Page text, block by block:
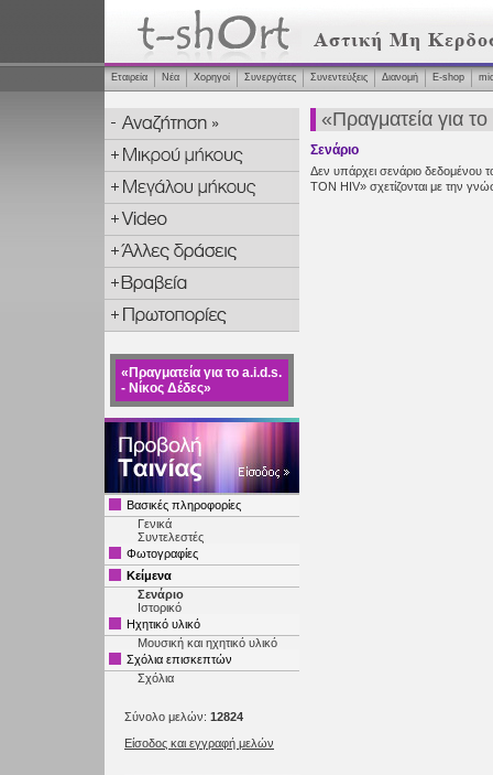
Εταιρεία Νέα Χορηγοί Συνεργάτες Συνεντεύξεις Διανομή Ε-shop
«Πραγματεία για το a.i.d.s.
- Νίκος Δέδες»
Βασικές πληροφορίες
Γενικά
Συντελεστές
Φωτογραφίες
Κείμενα
Σενάριο
Ιστορικό
Ηχητικό υλικό
Μουσική και ηχητικό υλικό
Σχόλια επισκεπτών
Σχόλια
Σύνολο μελών: 12824
Είσοδος και εγγραφή μελών
«Πραγματεία για
Σενάριο
Δεν υπάρχει σενάριο δεδομένου
ΤΟΝ HIV» σχετίζονται με την